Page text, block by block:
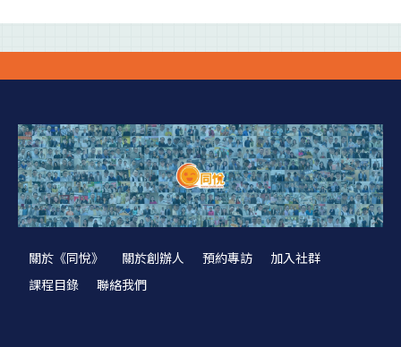
關於《同悅》 關於創辦人 預約專訪
加入社群
課程目錄
聯絡我們